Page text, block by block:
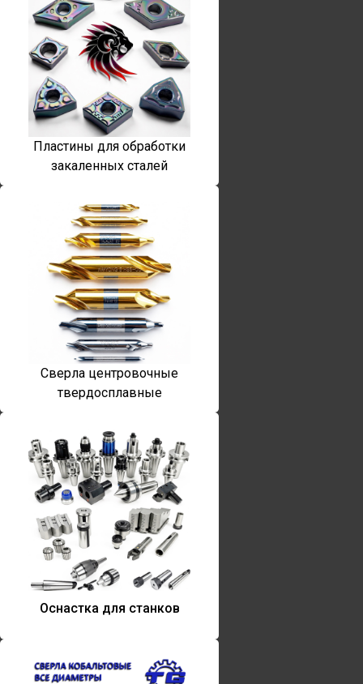
Пластины для обработки
закаленных сталей
Сверла центровочные
твердосплавные
Оснастка для станков